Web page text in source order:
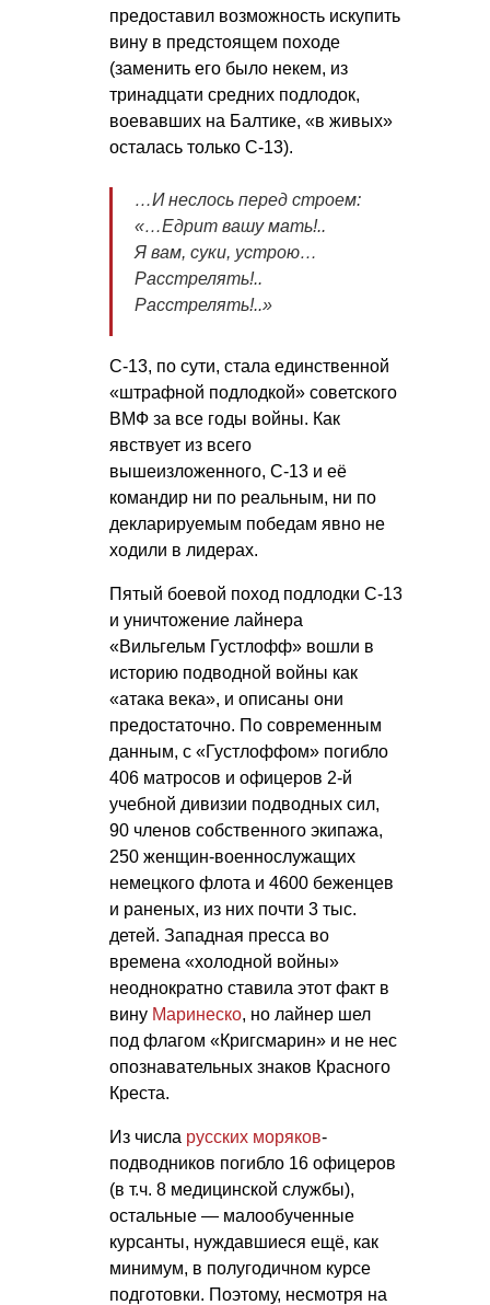
предоставил возможность искупить
вину в предстоящем походе
(заменить его было некем, из
тринадцати средних подлодок,
воевавших на Балтике, «в живых»
осталась только С-13).
…И неслось перед строем:
«…Едрит вашу мать!..
Я вам, суки, устрою…
Расстрелять!..
Расстрелять!..»
С-13, по сути, стала единственной
«штрафной подлодкой» советского
ВМФ за все годы войны. Как
явствует из всего
вышеизложенного, С-13 и её
командир ни по реальным, ни по
декларируемым победам явно не
ходили в лидерах.
Пятый боевой поход подлодки С-13
и уничтожение лайнера
«Вильгельм Густлофф» вошли в
историю подводной войны как
«атака века», и описаны они
предостаточно. По современным
данным, с «Густлоффом» погибло
406 матросов и офицеров 2-й
учебной дивизии подводных сил,
90 членов собственного экипажа,
250 женщин-военнослужащих
немецкого флота и 4600 беженцев
и раненых, из них почти 3 тыс.
детей. Западная пресса во
времена «холодной войны»
неоднократно ставила этот факт в
вину Маринеско, но лайнер шел
под флагом «Кригсмарин» и не нес
опознавательных знаков Красного
Креста.
Из числа русских моряков-
подводников погибло 16 офицеров
(в т.ч. 8 медицинской службы),
остальные — малообученные
курсанты, нуждавшиеся ещё, как
минимум, в полугодичном курсе
подготовки. Поэтому, несмотря на